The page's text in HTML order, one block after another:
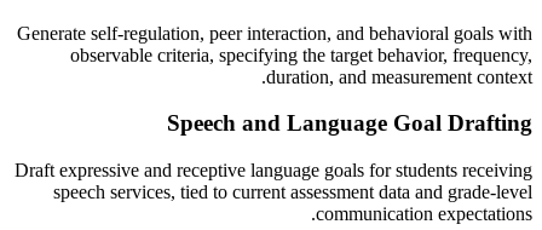
Generate self-regulation, peer interaction, and behavioral goals with
observable criteria, specifying the target behavior, frequency,
duration, and measurement context.
Speech and Language Goal Drafting
Draft expressive and receptive language goals for students receiving
speech services, tied to current assessment data and grade-level
communication expectations.